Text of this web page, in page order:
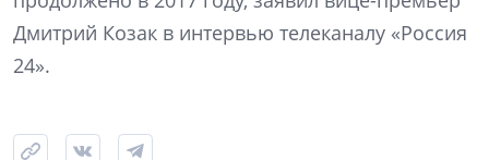
Дмитрий Козак в интервью телеканалу «Россия
24».